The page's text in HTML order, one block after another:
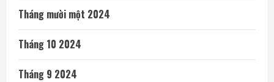
Tháng mười một 2024
Tháng 10 2024
Tháng 9 2024